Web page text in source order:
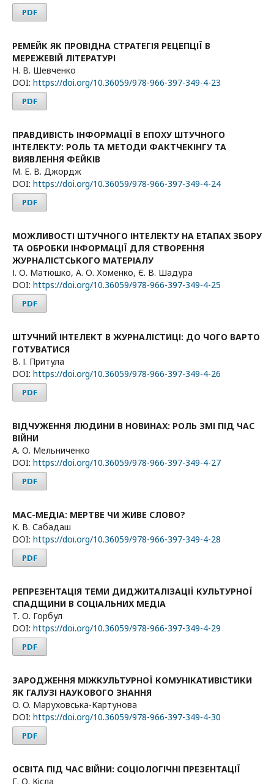
PDF
РЕМЕЙК ЯК ПРОВІДНА СТРАТЕГІЯ РЕЦЕПЦІЇ В
МЕРЕЖЕВІЙ ЛІТЕРАТУРІ
Н. В. Шевченко
DOI: https://doi.org/10.36059/978-966-397-349-4-23
PDF
ПРАВДИВІСТЬ ІНФОРМАЦІЇ В ЕПОХУ ШТУЧНОГО
ІНТЕЛЕКТУ: РОЛЬ ТА МЕТОДИ ФАКТЧЕКІНГУ ТА
ВИЯВЛЕННЯ ФЕЙКІВ
М. Е. В. Джордж
DOI: https://doi.org/10.36059/978-966-397-349-4-24
PDF
МОЖЛИВОСТІ ШТУЧНОГО ІНТЕЛЕКТУ НА ЕТАПАХ ЗБОРУ
ТА ОБРОБКИ ІНФОРМАЦІЇ ДЛЯ СТВОРЕННЯ
ЖУРНАЛІСТСЬКОГО МАТЕРІАЛУ
І. О. Матюшко, А. О. Хоменко, Є. В. Шадура
DOI: https://doi.org/10.36059/978-966-397-349-4-25
PDF
ШТУЧНИЙ ІНТЕЛЕКТ В ЖУРНАЛІСТИЦІ: ДО ЧОГО ВАРТО
ГОТУВАТИСЯ
В. І. Притула
DOI: https://doi.org/10.36059/978-966-397-349-4-26
PDF
ВІДЧУЖЕННЯ ЛЮДИНИ В НОВИНАХ: РОЛЬ ЗМІ ПІД ЧАС
ВІЙНИ
А. О. Мельниченко
DOI: https://doi.org/10.36059/978-966-397-349-4-27
PDF
МАС-МЕДІА: МЕРТВЕ ЧИ ЖИВЕ СЛОВО?
К. В. Сабадаш
DOI: https://doi.org/10.36059/978-966-397-349-4-28
PDF
РЕПРЕЗЕНТАЦІЯ ТЕМИ ДИДЖИТАЛІЗАЦІЇ КУЛЬТУРНОЇ
СПАДЩИНИ В СОЦІАЛЬНИХ МЕДІА
Т. О. Горбул
DOI: https://doi.org/10.36059/978-966-397-349-4-29
PDF
ЗАРОДЖЕННЯ МІЖКУЛЬТУРНОЇ КОМУНІКАТИВІСТИКИ
ЯК ГАЛУЗІ НАУКОВОГО ЗНАННЯ
O. O. Маруховська-Картунова
DOI: https://doi.org/10.36059/978-966-397-349-4-30
PDF
ОСВІТА ПІД ЧАС ВІЙНИ: СОЦІОЛОГІЧНІ ПРЕЗЕНТАЦІЇ
Г. О. Кісла